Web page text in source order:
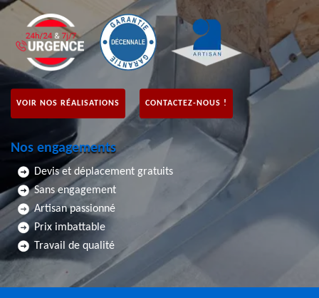
VOIR NOS RÉALISATIONS CONTACTEZ-NOUS !
Nos engagements
Devis et déplacement gratuits
Sans engagement
Artisan passionné
Prix imbattable
Travail de qualité